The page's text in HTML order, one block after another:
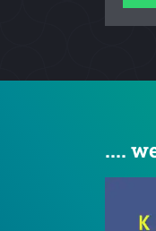
....